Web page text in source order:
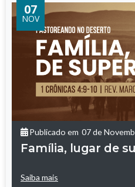
07
NOV
Publicado em 07 de
Família, lugar de
Saiba mais